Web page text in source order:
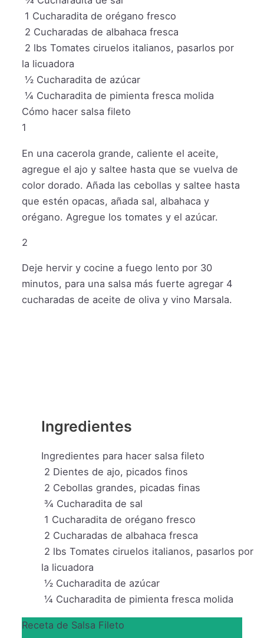
1 Cucharadita de orégano fresco
2 Cucharadas de albahaca fresca
2 lbs Tomates ciruelos italianos, pasarlos por
la licuadora
½ Cucharadita de azúcar
¼ Cucharadita de pimienta fresca molida
Cómo hacer salsa fileto
1
En una cacerola grande, caliente el aceite,
agregue el ajo y saltee hasta que se vuelva de
color dorado. Añada las cebollas y saltee hasta
que estén opacas, añada sal, albahaca y
orégano. Agregue los tomates y el azúcar.
2
Deje hervir y cocine a fuego lento por 30
minutos, para una salsa más fuerte agregar 4
cucharadas de aceite de oliva y vino Marsala.
Ingredientes
Ingredientes para hacer salsa fileto
2 Dientes de ajo, picados finos
2 Cebollas grandes, picadas finas
¾ Cucharadita de sal
1 Cucharadita de orégano fresco
2 Cucharadas de albahaca fresca
2 lbs Tomates ciruelos italianos, pasarlos por
la licuadora
½ Cucharadita de azúcar
¼ Cucharadita de pimienta fresca molida
Receta de Salsa Fileto